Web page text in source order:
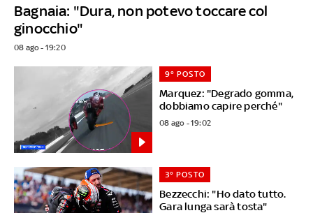
Bagnaia: "Dura, non potevo toccare col
ginocchio"
08 ago - 19:20
Marquez: "Degrado gomma,
dobbiamo capire perché"
9° POSTO
08 ago - 19:02
Bezzecchi: "Ho dato tutto.
Gara lunga sarà tosta"
3° POSTO